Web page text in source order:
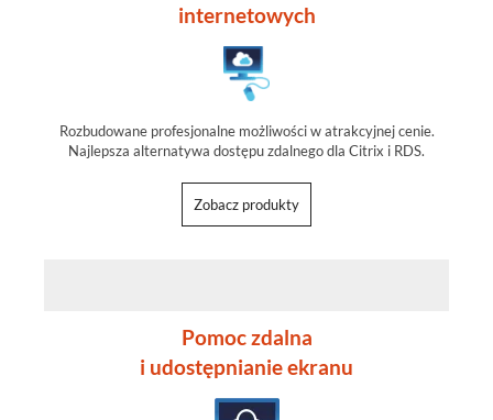
internetowych
Rozbudowane profesjonalne możliwości w atrakcyjnej cenie.
Najlepsza alternatywa dostępu zdalnego dla Citrix i RDS.
Zobacz produkty
Pomoc zdalna
i udostępnianie ekranu